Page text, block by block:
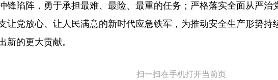
锋陷阵，勇于承担最难、最险、最重的任务；严格落实全面从严治
让党放心、让人民满意的新时代应急铁军，为推动安全生产形势
新的更大贡献。
扫一扫在手机打开当前页